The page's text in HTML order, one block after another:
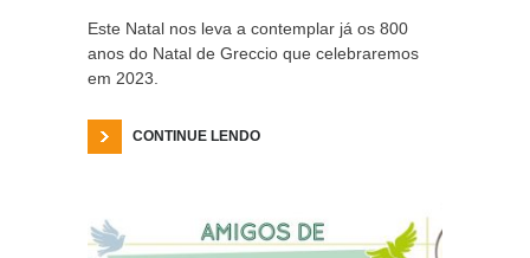
Este Natal nos leva a contemplar já os 800
anos do Natal de Greccio que celebraremos
em 2023.
CONTINUE LENDO